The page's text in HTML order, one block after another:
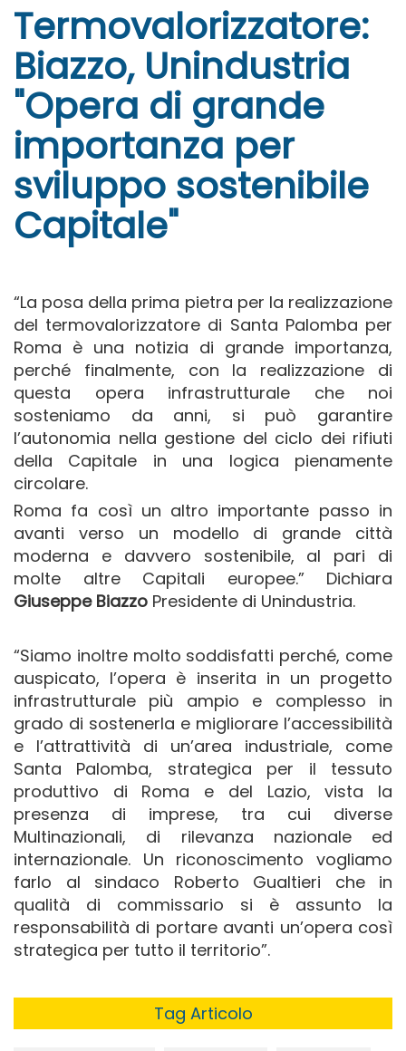
Termovalorizzatore:
Biazzo, Unindustria
"Opera di grande
importanza per
sviluppo sostenibile
Capitale"
“La posa della prima pietra per la realizzazione
del termovalorizzatore di Santa Palomba per
Roma è una notizia di grande importanza,
perché finalmente, con la realizzazione di
questa opera infrastrutturale che noi
sosteniamo da anni, si può garantire
l’autonomia nella gestione del ciclo dei rifiuti
della Capitale in una logica pienamente
circolare.
Roma fa così un altro importante passo in
avanti verso un modello di grande città
moderna e davvero sostenibile, al pari di
molte altre Capitali europee.” Dichiara
Giuseppe Biazzo Presidente di Unindustria.
“Siamo inoltre molto soddisfatti perché, come
auspicato, l’opera è inserita in un progetto
infrastrutturale più ampio e complesso in
grado di sostenerla e migliorare l’accessibilità
e l’attrattività di un’area industriale, come
Santa Palomba, strategica per il tessuto
produttivo di Roma e del Lazio, vista la
presenza di imprese, tra cui diverse
Multinazionali, di rilevanza nazionale ed
internazionale. Un riconoscimento vogliamo
farlo al sindaco Roberto Gualtieri che in
qualità di commissario si è assunto la
responsabilità di portare avanti un’opera così
strategica per tutto il territorio”.
Tag Articolo